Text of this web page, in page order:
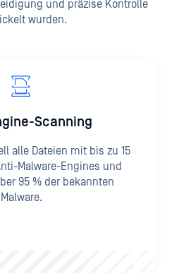
und präzise Kontrolle
wurden.
Scanning
alle Dateien mit bis zu 15
Malware-Engines und
95 % der bekannten
Malware.